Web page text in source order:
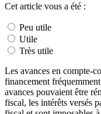
Cet article vous a été :
Peu utile
Utile
Très utile
Les avances en compte-
financement
avances pouvaient être
fiscal, les intérêts versés